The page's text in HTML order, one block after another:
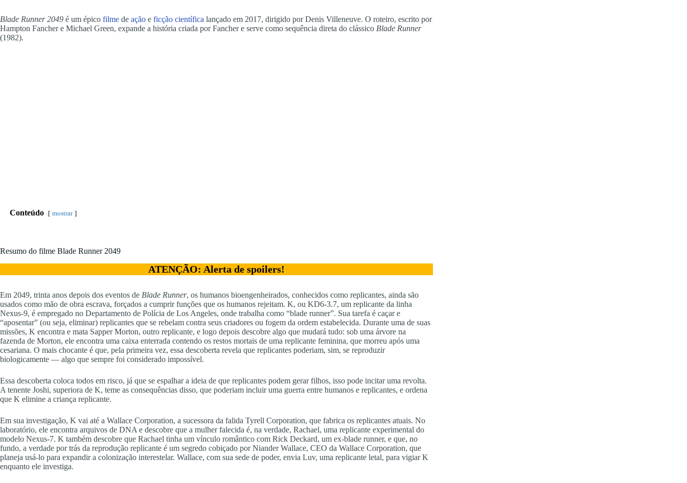
Blade Runner 2049 é um épico filme de ação e ficção científica lançado em 2017, dirigido por Denis Villeneuve. O roteiro, escrito por
Hampton Fancher e Michael Green, expande a história criada por Fancher e serve como sequência direta do clássico Blade Runner
(1982).
Conteúdo mostrar
Resumo do filme Blade Runner 2049
ATENÇÃO: Alerta de spoilers!
Em 2049, trinta anos depois dos eventos de Blade Runner, os humanos bioengenheirados, conhecidos como replicantes, ainda são
usados como mão de obra escrava, forçados a cumprir funções que os humanos rejeitam. K, ou KD6-3.7, um replicante da linha
Nexus-9, é empregado no Departamento de Polícia de Los Angeles, onde trabalha como “blade runner”. Sua tarefa é caçar e
“aposentar” (ou seja, eliminar) replicantes que se rebelam contra seus criadores ou fogem da ordem estabelecida. Durante uma de suas
missões, K encontra e mata Sapper Morton, outro replicante, e logo depois descobre algo que mudará tudo: sob uma árvore na
fazenda de Morton, ele encontra uma caixa enterrada contendo os restos mortais de uma replicante feminina, que morreu após uma
cesariana. O mais chocante é que, pela primeira vez, essa descoberta revela que replicantes poderiam, sim, se reproduzir
biologicamente — algo que sempre foi considerado impossível.
Essa descoberta coloca todos em risco, já que se espalhar a ideia de que replicantes podem gerar filhos, isso pode incitar uma revolta.
A tenente Joshi, superiora de K, teme as consequências disso, que poderiam incluir uma guerra entre humanos e replicantes, e ordena
que K elimine a criança replicante.
Em sua investigação, K vai até a Wallace Corporation, a sucessora da falida Tyrell Corporation, que fabrica os replicantes atuais. No
laboratório, ele encontra arquivos de DNA e descobre que a mulher falecida é, na verdade, Rachael, uma replicante experimental do
modelo Nexus-7. K também descobre que Rachael tinha um vínculo romântico com Rick Deckard, um ex-blade runner, e que, no
fundo, a verdade por trás da reprodução replicante é um segredo cobiçado por Niander Wallace, CEO da Wallace Corporation, que
planeja usá-lo para expandir a colonização interestelar. Wallace, com sua sede de poder, envia Luv, uma replicante letal, para vigiar K
enquanto ele investiga.